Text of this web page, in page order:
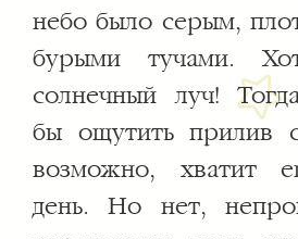
небо было серым,
бурыми тучами.
солнечный луч!
бы ощутить прилив
возможно, хватит
день. Но нет,